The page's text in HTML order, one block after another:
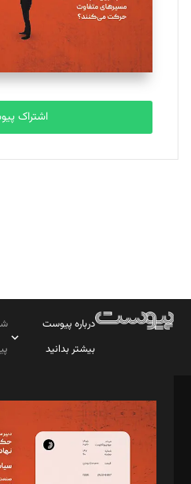
تحریریه
مصطفی مسجدی آرانی
تحریریه
بابک نقاش
تحریریه
اشتراک
درباره پیوست
بیشتر بدانید
مدیر مسئول: محمدباقر اثنی‌عشری
سردبیر: مهرک محمودی
دبیر تحریریه: میثم قاسمی
د‌بیر ناداستان: سمانه سمیع